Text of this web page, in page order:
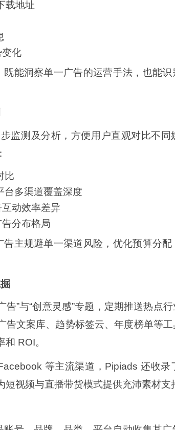
载地址
化
能洞察单一广告的运营手法，也能
监测及分析，方便用户直观对比不
比
台多渠道覆盖深度
动效率差异
分布格局
主规避单一渠道风险，优化预算分
告”与“创意灵感”专题，定期推送热点
告文案库、趋势标签云、年度榜单等
ROI。
等主流渠道，Pipiads 还收录
视频与直播带货模式提供充沛素材支